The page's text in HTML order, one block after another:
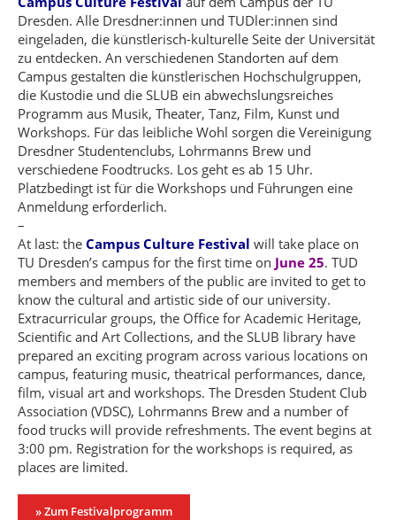
Dresden. Alle Dresdner:innen und TUDler:innen sind
eingeladen, die künstlerisch-kulturelle Seite der Universität
zu entdecken. An verschiedenen Standorten auf dem
Campus gestalten die künstlerischen Hochschulgruppen,
die Kustodie und die SLUB ein abwechslungsreiches
Programm aus Musik, Theater, Tanz, Film, Kunst und
Workshops. Für das leibliche Wohl sorgen die Vereinigung
Dresdner Studentenclubs, Lohrmanns Brew und
verschiedene Foodtrucks. Los geht es ab 15 Uhr.
Platzbedingt ist für die Workshops und Führungen eine
Anmeldung erforderlich.
–
At last: the Campus Culture Festival will take place on
TU Dresden’s campus for the first time on June 25. TUD
members and members of the public are invited to get to
know the cultural and artistic side of our university.
Extracurricular groups, the Office for Academic Heritage,
Scientific and Art Collections, and the SLUB library have
prepared an exciting program across various locations on
campus, featuring music, theatrical performances, dance,
film, visual art and workshops. The Dresden Student Club
Association (VDSC), Lohrmanns Brew and a number of
food trucks will provide refreshments. The event begins at
3:00 pm. Registration for the workshops is required, as
places are limited.
» Zum Festivalprogramm